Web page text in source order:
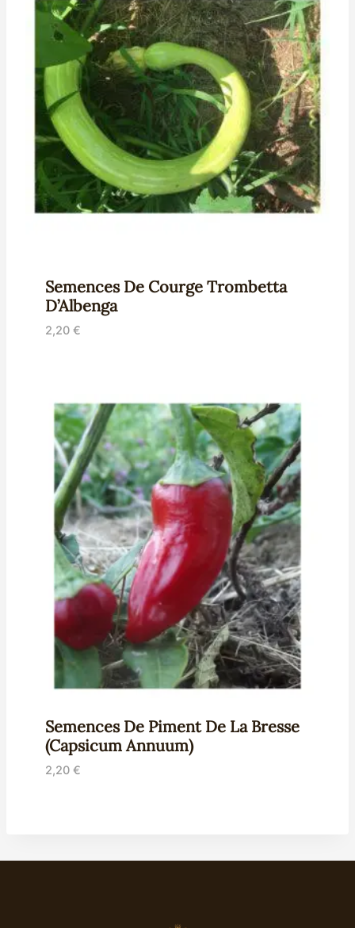
Semences De Courge Trombetta
D’Albenga
2,20 €
Semences De Piment De La Bresse
(Capsicum Annuum)
2,20 €